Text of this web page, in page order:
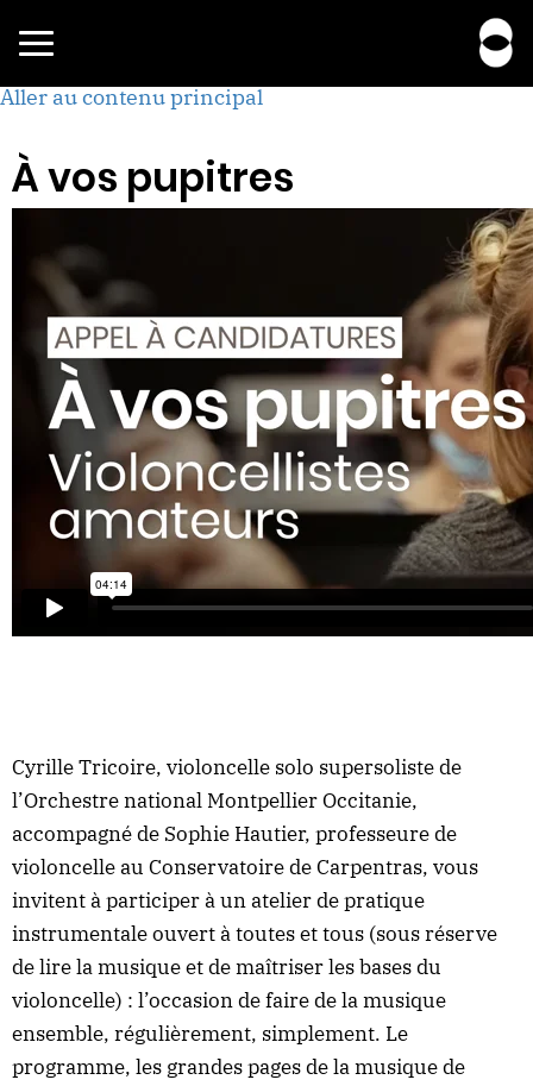
Aller au contenu principal
Toggle
navigation
À vos pupitres
Cyrille Tricoire, violoncelle solo supersoliste de
l’Orchestre national Montpellier Occitanie,
accompagné de Sophie Hautier, professeure de
violoncelle au Conservatoire de Carpentras, vous
invitent à participer à un atelier de pratique
instrumentale ouvert à toutes et tous (sous réserve
de lire la musique et de maîtriser les bases du
violoncelle) : l’occasion de faire de la musique
ensemble, régulièrement, simplement. Le
programme, les grandes pages de la musique de